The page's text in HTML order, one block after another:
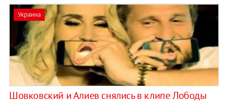
Украина
Шовковский и Алиев снялись в клипе Лободы